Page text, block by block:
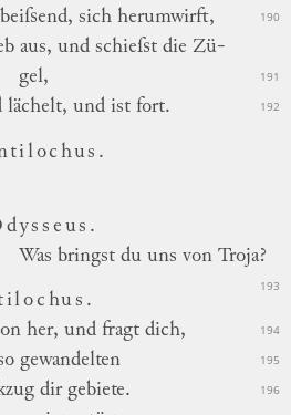
sich herumwirft, 190
aus, und schieſst die Zü-
gel,
191
lächelt, und ist fort. 192
Was bringst du uns von Troja?
193
her, und fragt dich,
194
gewandelten 195
dir gebiete. 196